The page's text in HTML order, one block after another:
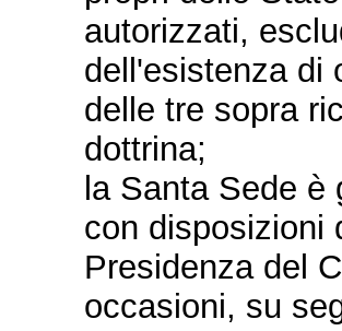
autorizzati,
dell'esistenza di
delle tre sopra
dottrina;
la Santa Sede è
con disposizioni
Presidenza del
occasioni, su